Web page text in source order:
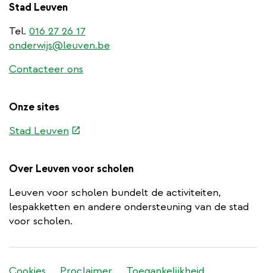
Stad Leuven
Tel. 016 27 26 17
onderwijs@leuven.be
Contacteer ons
Onze sites
Stad Leuven (externe
Over Leuven voor scholen
Leuven voor scholen bundelt de activiteiten,
lespakketten en andere ondersteuning van de stad
voor scholen.